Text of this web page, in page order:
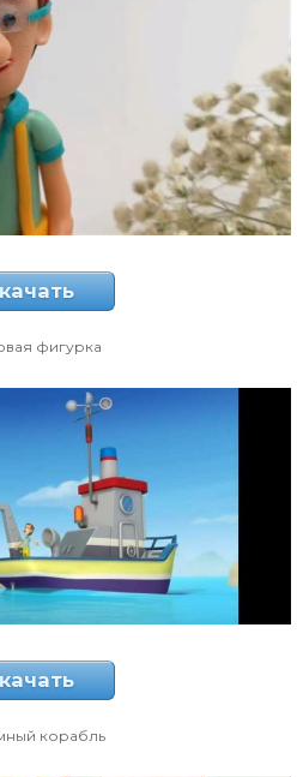
фигурка
корабль